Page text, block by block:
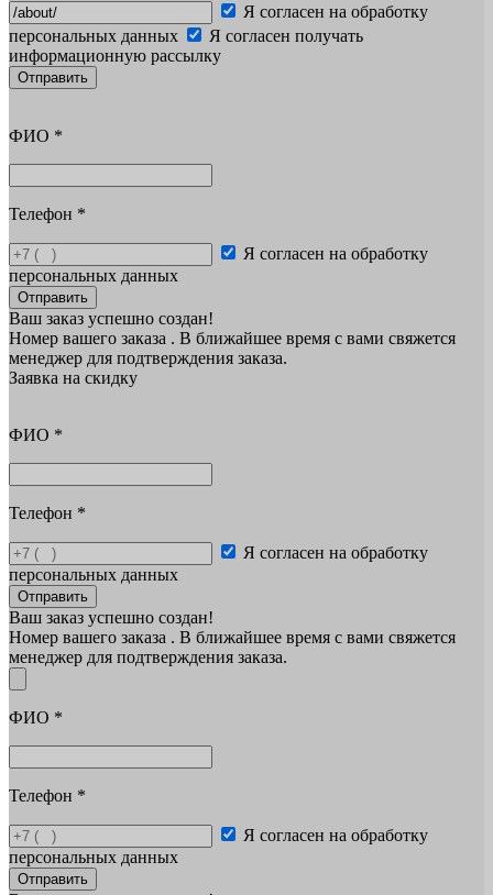
Я согласен на обработку
персональных данных
Я согласен получать
информационную рассылку
Отправить
ФИО *
Телефон *
Я согласен на обработку
персональных данных
Отправить
Ваш заказ успешно создан!
Номер вашего заказа . В ближайшее время с вами свяжется
менеджер для подтверждения заказа.
Заявка на скидку
ФИО *
Телефон *
Я согласен на обработку
персональных данных
Отправить
Ваш заказ успешно создан!
Номер вашего заказа . В ближайшее время с вами свяжется
менеджер для подтверждения заказа.
ФИО *
Телефон *
Я согласен на обработку
персональных данных
Отправить